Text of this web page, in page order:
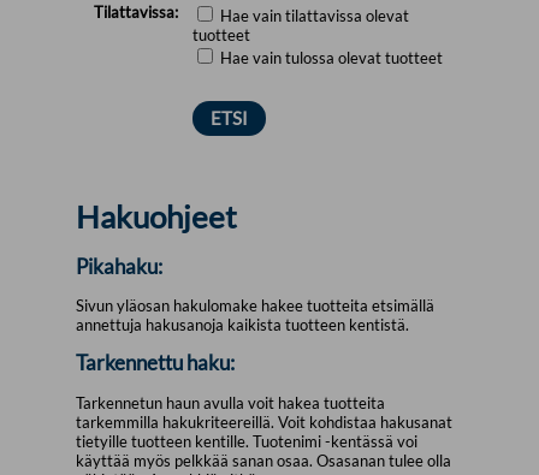
Tilattavissa:
Hae vain tilattavissa olevat
tuotteet
Hae vain tulossa olevat tuotteet
Hakuohjeet
Pikahaku:
Sivun yläosan hakulomake hakee tuotteita etsimällä
annettuja hakusanoja kaikista tuotteen kentistä.
Tarkennettu haku:
Tarkennetun haun avulla voit hakea tuotteita
tarkemmilla hakukriteereillä. Voit kohdistaa hakusanat
tietyille tuotteen kentille. Tuotenimi -kentässä voi
käyttää myös pelkkää sanan osaa. Osasanan tulee olla